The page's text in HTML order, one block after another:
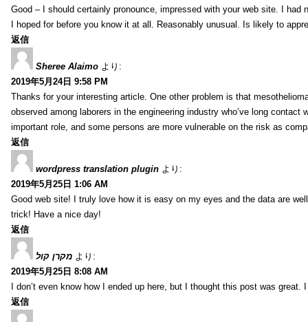
Good – I should certainly pronounce, impressed with your web site. I
I hoped for before you know it at all. Reasonably unusual. Is likely to
返信
Sheree Alaimo より:
2019年5月24日 9:58 PM
Thanks for your interesting article. One other problem is that
observed among laborers in the engineering industry who’ve long
important role, and some persons are more vulnerable on the risk as
返信
wordpress translation plugin より:
2019年5月25日 1:06 AM
Good web site! I truly love how it is easy on my eyes and the data are
trick! Have a nice day!
返信
מקרן קול より:
2019年5月25日 8:08 AM
I don’t even know how I ended up here, but I thought this post was
返信